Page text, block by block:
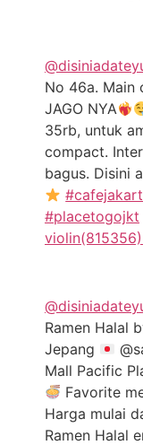
No 46a. Main
JAGO NYA
35rb, untuk
compact.
bagus. Disini
#placetogojkt
Ramen Halal
Jepang
Mall Pacific
Favorite
Harga mulai
Ramen Halal